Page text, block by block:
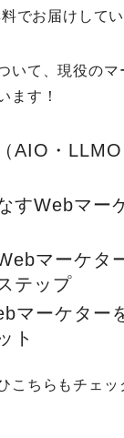
でお届けしてい
いて、現役のマ
ます！
AIO・
すWebマー
マーケタ
テップ
マーケター
ト
こちらもチェッ